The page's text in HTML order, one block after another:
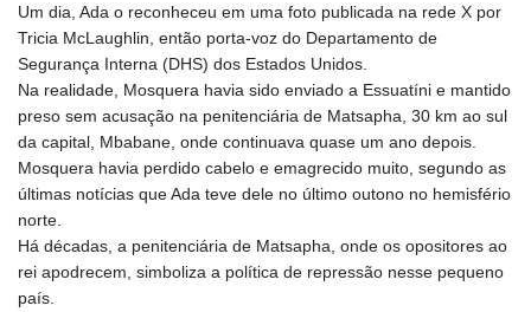
AUD 1.6396
AWG 2.073975
AZN 1.938486
BAM 1.956247
BBD 2.325032
BDT 142.892687
BHD 0.4353
BIF 3450.039479
BND 1.480174
BOB 13.962133
Um dia, Ada o reconheceu em uma foto publicada na rede X por
Tricia McLaughlin, então porta-voz do Departamento de
Segurança Interna (DHS) dos Estados Unidos.
Na realidade, Mosquera havia sido enviado a Essuatíni e mantido
preso sem acusação na penitenciária de Matsapha, 30 km ao sul
da capital, Mbabane, onde continuava quase um ano depois.
Mosquera havia perdido cabelo e emagrecido muito, segundo as
últimas notícias que Ada teve dele no último outono no hemisfério
norte.
Há décadas, a penitenciária de Matsapha, onde os opositores ao
rei apodrecem, simboliza a política de repressão nesse pequeno
país.